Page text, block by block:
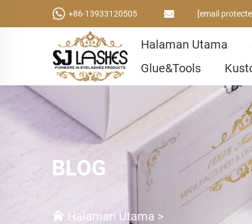
+86-13933120505 [email
Halaman Utama
Glue&Tools
BLOG
Halaman Utama >